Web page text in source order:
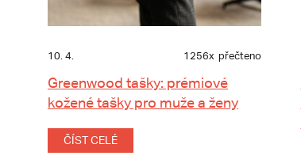
10. 4. 1256x přečteno
Greenwood tašky: prémiové
kožené tašky pro muže a ženy
ČÍST CELÉ